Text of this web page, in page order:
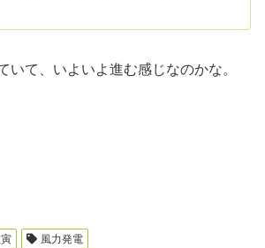
いて、いよいよ進む感じなのかな。
風力発電